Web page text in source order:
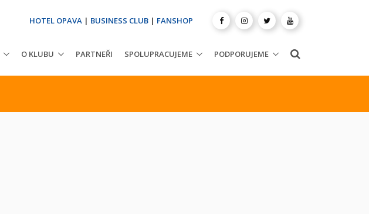
HOTEL OPAVA | BUSINESS CLUB | FANSHOP
O KLUBU PARTNEŘI SPOLUPRACUJEME PODPORUJEME